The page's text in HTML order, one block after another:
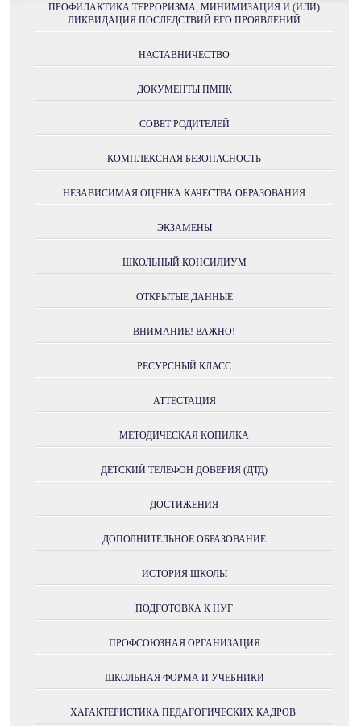
ПРОФИЛАКТИКА ТЕРРОРИЗМА, МИНИМИЗАЦИЯ И (ИЛИ)
ЛИКВИДАЦИЯ ПОСЛЕДСТВИЙ ЕГО ПРОЯВЛЕНИЙ
НАСТАВНИЧЕСТВО
ДОКУМЕНТЫ ПМПК
СОВЕТ РОДИТЕЛЕЙ
КОМПЛЕКСНАЯ БЕЗОПАСНОСТЬ
НЕЗАВИСИМАЯ ОЦЕНКА КАЧЕСТВА ОБРАЗОВАНИЯ
ЭКЗАМЕНЫ
ШКОЛЬНЫЙ КОНСИЛИУМ
ОТКРЫТЫЕ ДАННЫЕ
ВНИМАНИЕ! ВАЖНО!
РЕСУРСНЫЙ КЛАСС
АТТЕСТАЦИЯ
МЕТОДИЧЕСКАЯ КОПИЛКА
ДЕТСКИЙ ТЕЛЕФОН ДОВЕРИЯ (ДТД)
ДОСТИЖЕНИЯ
ДОПОЛНИТЕЛЬНОЕ ОБРАЗОВАНИЕ
ИСТОРИЯ ШКОЛЫ
ПОДГОТОВКА К НУГ
ПРОФСОЮЗНАЯ ОРГАНИЗАЦИЯ
ШКОЛЬНАЯ ФОРМА И УЧЕБНИКИ
ХАРАКТЕРИСТИКА ПЕДАГОГИЧЕСКИХ КАДРОВ.